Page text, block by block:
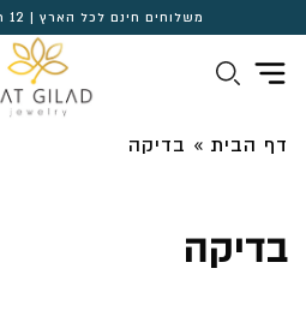
משלוחים חינם לכל הארץ | 12 תשלומים ללא ריבית
דף הבית » בדיקה
בדיקה